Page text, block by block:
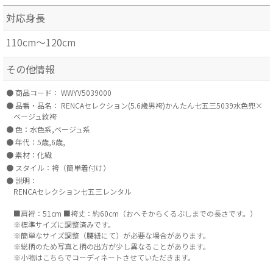
対応身長
110cm～120cm
その他情報
商品コード： WWYV5039000
品番・品名： RENCAセレクション(5.6歳男袴)かんたん七五三5039水色兜×
ベージュ紋袴
色：水色系,ベージュ系
年代：5歳,6歳,
素材：化繊
スタイル：袴（簡単着付け）
説明：
RENCAセレクション七五三レンタル
■肩裄：51cm ■袴丈：約60cm（おへそからくるぶしまでの長さです。）
※標準サイズに調整済みです。
※簡単なサイズ調整（腰紐にて）が必要な場合があります。
※総柄のため写真と柄の出方が少し異なることがあります。
※小物はこちらでコーディネートさせていただきます。